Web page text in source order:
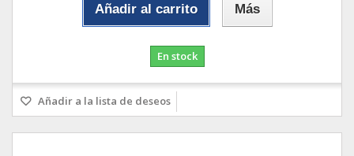
Añadir al carrito Más
En stock
Añadir a la lista de deseos